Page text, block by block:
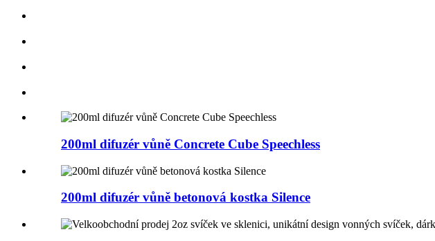
200ml difuzér vůně Concrete Cube Speechless
200ml difuzér vůně betonová kostka Silence